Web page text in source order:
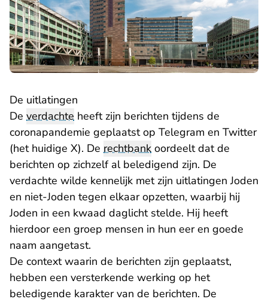
De uitlatingen
De verdachte heeft zijn berichten tijdens de
coronapandemie geplaatst op Telegram en Twitter
(het huidige X). De rechtbank oordeelt dat de
berichten op zichzelf al beledigend zijn. De
verdachte wilde kennelijk met zijn uitlatingen Joden
en niet-Joden tegen elkaar opzetten, waarbij hij
Joden in een kwaad daglicht stelde. Hij heeft
hierdoor een groep mensen in hun eer en goede
naam aangetast.
De context waarin de berichten zijn geplaatst,
hebben een versterkende werking op het
beledigende karakter van de berichten. De